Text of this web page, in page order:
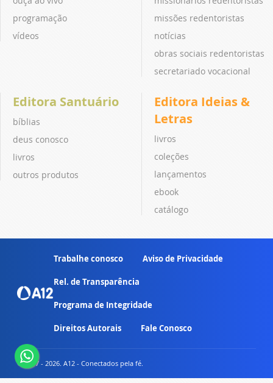
programação
vídeos
missões redentoristas
notícias
obras sociais redentoristas
secretariado vocacional
Editora Santuário
bíblias
deus conosco
livros
outros produtos
Editora Ideias &
Letras
livros
coleções
lançamentos
ebook
catálogo
Trabalhe conosco Aviso de Privacidade
Rel. de Transparência
Programa de Integridade
Direitos Autorais Fale Conosco
© 2007 - 2026. A12 - Conectados pela fé.